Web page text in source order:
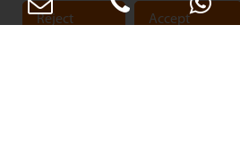

Reject Accept